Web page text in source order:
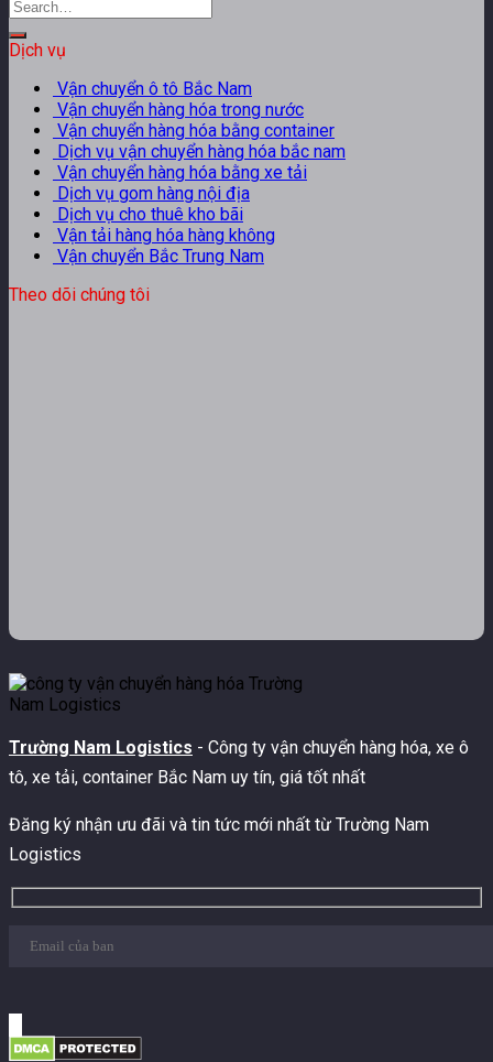
Dịch vụ
Vận chuyển ô tô Bắc Nam
Vận chuyển hàng hóa trong nước
Vận chuyển hàng hóa bằng container
Dịch vụ vận chuyển hàng hóa bắc nam
Vận chuyển hàng hóa bằng xe tải
Dịch vụ gom hàng nội địa
Dịch vụ cho thuê kho bãi
Vận tải hàng hóa hàng không
Vận chuyển Bắc Trung Nam
Theo dõi chúng tôi
Trường Nam Logistics - Công ty vận chuyển hàng hóa, xe ô
tô, xe tải, container Bắc Nam uy tín, giá tốt nhất
Đăng ký nhận ưu đãi và tin tức mới nhất từ Trường Nam
Logistics